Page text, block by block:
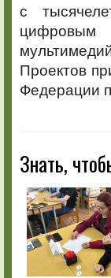
с
цифровым
Проектов
Федерации
Знать,